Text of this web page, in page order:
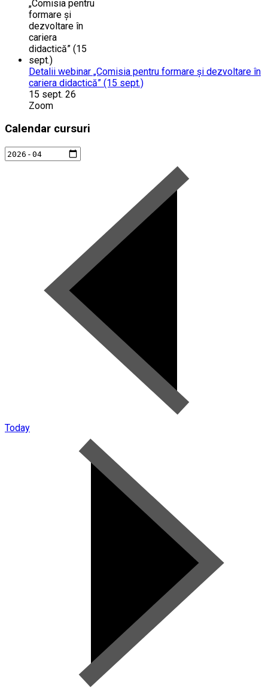
Detalii webinar „Comisia pentru formare și dezvoltare în
cariera didactică” (15 sept.)
15 sept. 26
Zoom
Calendar cursuri
Today